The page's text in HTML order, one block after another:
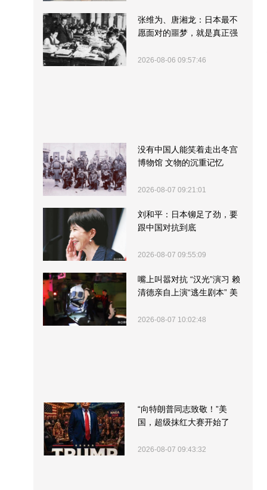
张维为、唐湘龙：日本最不
愿面对的噩梦，就是真正强
2026-08-06 09:57:46
没有中国人能笑着走出冬宫
博物馆 文物的沉重记忆
2026-08-07 09:21:01
刘和平：日本铆足了劲，要
跟中国对抗到底
2026-08-07 09:55:09
嘴上叫嚣对抗 “汉光”演习 赖
清德亲自上演“逃生剧本” 美
2026-08-07 10:02:48
“向特朗普同志致敬！”美
国，超级抹红大赛开始了
2026-08-07 09:43:32